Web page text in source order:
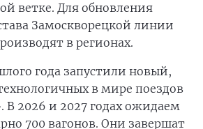
ветке. Для обновления
Замоскворецкой линии
в регионах.
года запустили новый,
в мире поездов
В 2026 и 2027 годах ожидаем
700 вагонов. Они завершат